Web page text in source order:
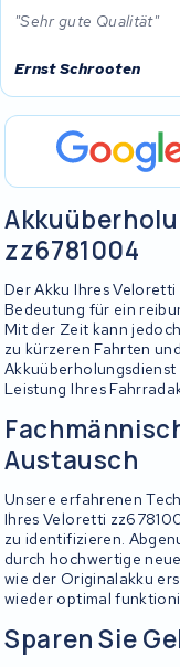
Sehr gute Qualität
Ernst Schrooten
zz6781004
Der Akku Ihres
Bedeutung für ein
Mit der Zeit kann
zu kürzeren Fahrten
Leistung Ihres
Austausch
Unsere erfahrenen
Ihres Veloretti
zu identifizieren.
durch hochwertige
wie der Originalakku
wieder optimal
Sparen Sie